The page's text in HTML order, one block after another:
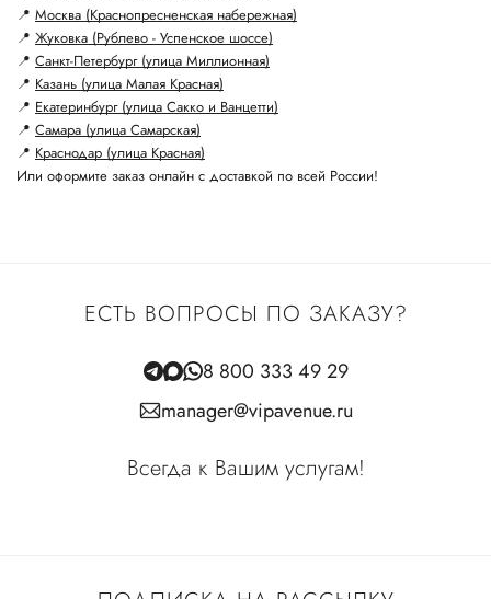
📍 Москва (Краснопресненская набережная)
📍 Жуковка (Рублево - Успенское шоссе)
📍 Санкт-Петербург (улица Миллионная)
📍 Казань (улица Малая Красная)
📍 Екатеринбург (улица Сакко и Ванцетти)
📍 Самара (улица Самарская)
📍 Краснодар (улица Красная)
Или оформите заказ онлайн с доставкой по всей России!
ЕСТЬ ВОПРОСЫ ПО ЗАКАЗУ?
8 800 333 49 29
manager@vipavenue.ru
Всегда к Вашим услугам!